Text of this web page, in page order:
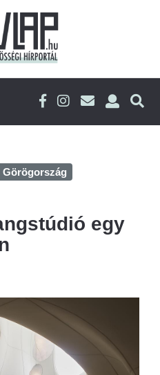
Görögország
egy